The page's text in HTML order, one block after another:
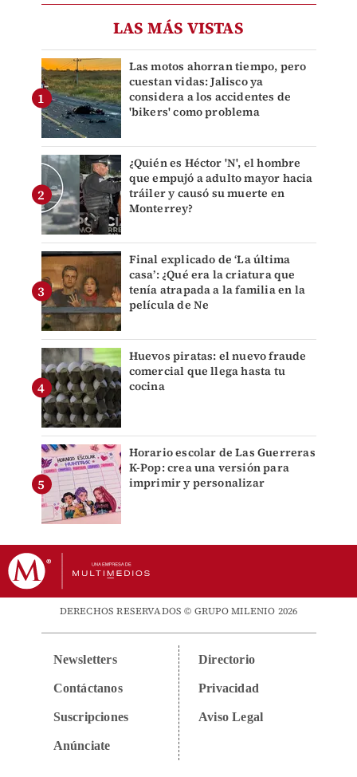
LAS MÁS VISTAS
Las motos ahorran tiempo, pero
cuestan vidas: Jalisco ya
considera a los accidentes de
'bikers' como problema
¿Quién es Héctor 'N', el hombre
que empujó a adulto mayor hacia
tráiler y causó su muerte en
Monterrey?
Final explicado de ‘La última
casa’: ¿Qué era la criatura que
tenía atrapada a la familia en la
película de Ne
Huevos piratas: el nuevo fraude
comercial que llega hasta tu
cocina
Horario escolar de Las Guerreras
K-Pop: crea una versión para
imprimir y personalizar
DERECHOS RESERVADOS © GRUPO MILENIO 2026
Newsletters
Contáctanos
Suscripciones
Anúnciate
Directorio
Privacidad
Aviso Legal